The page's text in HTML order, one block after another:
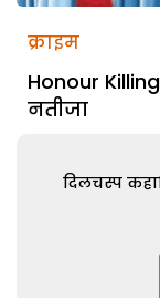
क्राइम
Honour
नतीजा
दिलचस्प